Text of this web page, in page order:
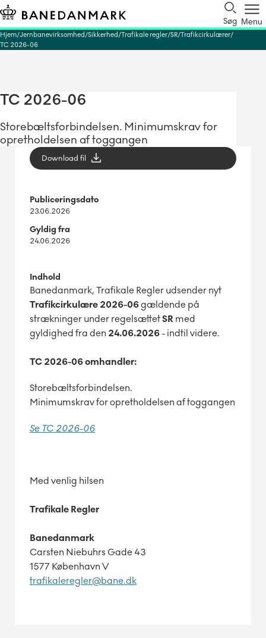
Søg Menu
Hjem Jernbanevirksomhed Sikkerhed Trafikale regler SR Trafikcirkulærer
TC 2026-06
TC 2026-06
Storebæltsforbindelsen. Minimumskrav for
opretholdelsen af toggangen
Download fil
Publiceringsdato
23.06.2026
Gyldig fra
24.06.2026
Indhold
Banedanmark, Trafikale Regler udsender nyt
Trafikcirkulære 2026-06gældende på
strækninger under regelsættetSR med
gyldighed fra den 24.06.2026- indtil videre.
TC 2026-06 omhandler:
Storebæltsforbindelsen.
Minimumskrav for opretholdelsen af toggangen
Se TC 2026-06
Med venlig hilsen
Trafikale Regler
Banedanmark
Carsten Niebuhrs Gade 43
1577 København V
trafikaleregler@bane.dk